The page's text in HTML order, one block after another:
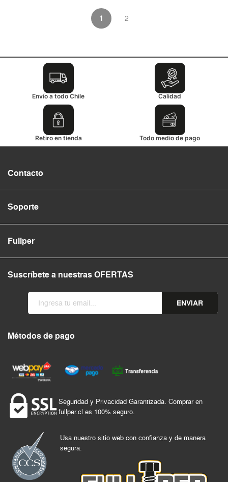
1 2
Envío a todo Chile Calidad
Retiro en tienda Todo medio de pago
Contacto
Soporte
Fullper
Suscríbete a nuestras OFERTAS
ENVIAR
Métodos de pago
Seguridad y Privacidad Garantizada. Comprar en
fullper.cl es 100% seguro.
Usa nuestro sitio web con confianza y de manera
segura.